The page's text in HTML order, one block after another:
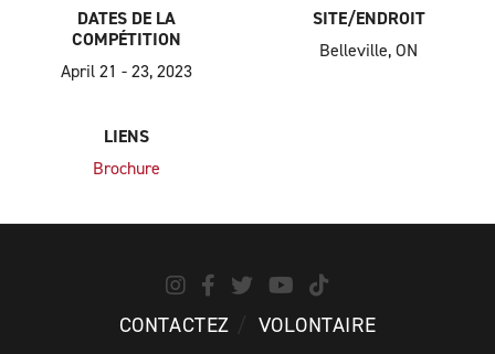
DATES DE LA
COMPÉTITION
April 21 - 23, 2023
SITE/ENDROIT
Belleville, ON
LIENS
Brochure
CONTACTEZ VOLONTAIRE